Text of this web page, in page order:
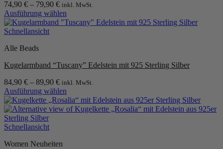
74,90 € – 79,90 € inkl. MwSt.
Ausführung wählen
Dieses
Produkt
mehrere
auf.
Optionen
können
auf
der
Produktseite
gewählt
Schnellansicht
Alle Beads
Kugelarmband “Tuscany” Edelstein mit 925 Sterling Silber
84,90 € – 89,90 € inkl. MwSt.
Ausführung wählen
Dieses
Produkt
weist
mehrere
auf.
Schnellansicht
Women Neuheiten